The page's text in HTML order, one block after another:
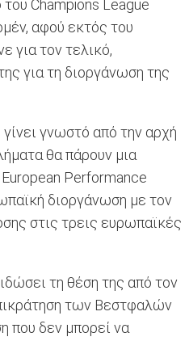
Champions League
αφού εκτός του
για τον τελικό,
για τη διοργάνωση της
γνωστό από την αρχή
θα πάρουν μια
Performance
διοργάνωση με τον
στις τρεις ευρωπαϊκές
τη θέση της από τον
των Βεστφαλών
που δεν μπορεί να